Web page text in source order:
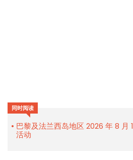
同时阅读
巴黎及法兰西岛地区 2026 年 8 月
活动